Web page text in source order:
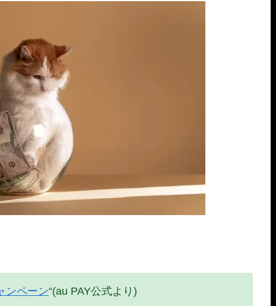
ンペーン“(au PAY公式より)